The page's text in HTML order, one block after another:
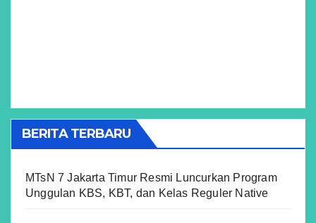
BERITA TERBARU
MTsN 7 Jakarta Timur Resmi Luncurkan Program
Unggulan KBS, KBT, dan Kelas Reguler Native